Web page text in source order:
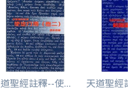
13-27）
）
33-35）
四36-49）
）
四44-49）
53）
聖經註釋--使... 天道聖經註